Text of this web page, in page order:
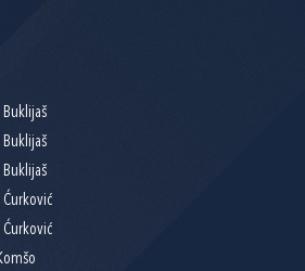
Buklijaš
Buklijaš
Buklijaš
Ćurković
Ćurković